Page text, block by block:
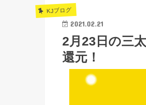
KJブログ
2021.02.21
2月23日の三
還元！